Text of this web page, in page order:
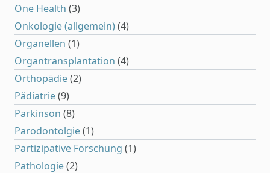
One Health (3)
Onkologie (allgemein)(4)
Organellen (1)
Organtransplantation (4)
Orthopädie(2)
Pädiatrie(9)
Parkinson (8)
Parodontolgie(1)
Partizipative Forschung (1)
Pathologie(2)